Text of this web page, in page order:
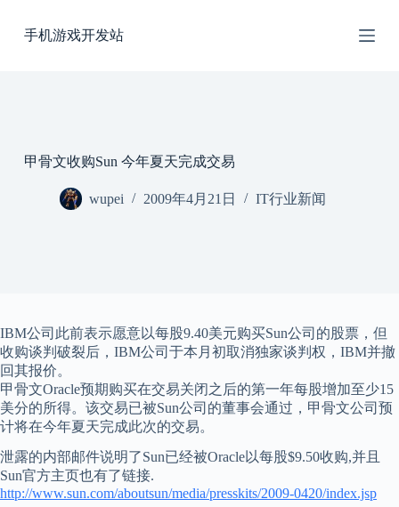
过
手机游戏开发站
甲骨文收购Sun 今年夏天完成交易
wupei 2009年4月21日 IT行业新闻
IBM公司此前表示愿意以每股9.40美元购买Sun公司的股票，但
收购谈判破裂后，IBM公司于本月初取消独家谈判权，IBM并撤
回其报价。
甲骨文Oracle预期购买在交易关闭之后的第一年每股增加至少15
美分的所得。该交易已被Sun公司的董事会通过，甲骨文公司预
计将在今年夏天完成此次的交易。
泄露的内部邮件说明了Sun已经被Oracle以每股$9.50收购,并且
Sun官方主页也有了链接.
http://www.sun.com/aboutsun/media/presskits/2009-0420/index.jsp